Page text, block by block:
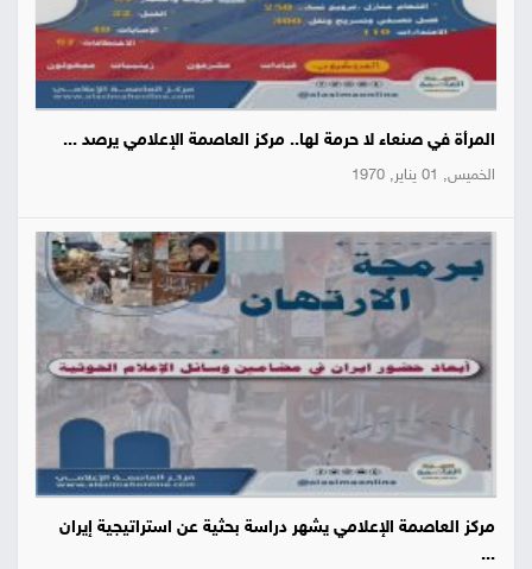
المرأة في صنعاء لا حرمة لها.. مركز العاصمة الإعلامي يرصد ...
الخميس, 01 يناير, 1970
مركز العاصمة الإعلامي يشهر دراسة بحثية عن استراتيجية إيران
...